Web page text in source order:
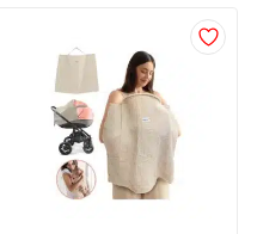
Ursprünglicher
Aktueller